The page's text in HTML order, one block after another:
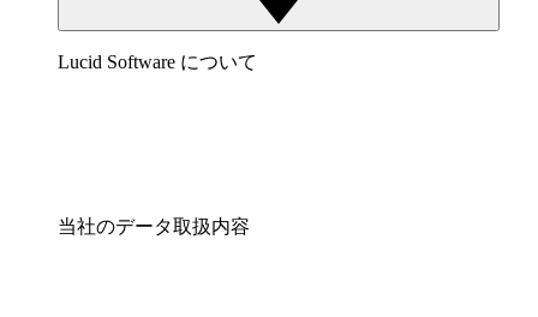
Lucid Software について
当社のデータ取扱内容